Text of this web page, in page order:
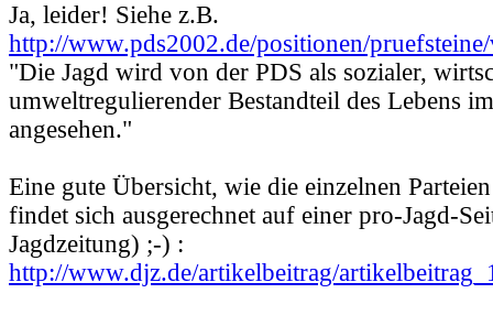
Ja, leider! Siehe z.B.
http://www.pds2002.de/positionen/
"Die Jagd wird von der PDS als sozialer,
umweltregulierender Bestandteil des Lebens
angesehen."
Eine gute Übersicht, wie die einzelnen
findet sich ausgerechnet auf einer pro-Jagd-
Jagdzeitung) ;-) :
http://www.djz.de/artikelbeitrag/